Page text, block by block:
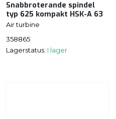
Snabbroterande spindel
typ 625 kompakt HSK-A 63
Air turbine
358865
Lagerstatus: I lager